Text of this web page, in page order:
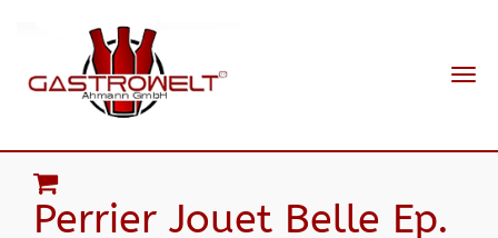
Perrier Jouet Belle Ep.